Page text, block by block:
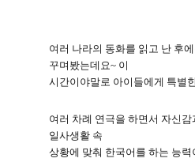
여러 나라의 동화를 읽고 난 후
꾸며봤는데요~ 이
시간이야말로 아이들에게 특별
여러 차례 연극을 하면서 자신
일사생활 속
상황에 맞춰 한국어를 하는 능